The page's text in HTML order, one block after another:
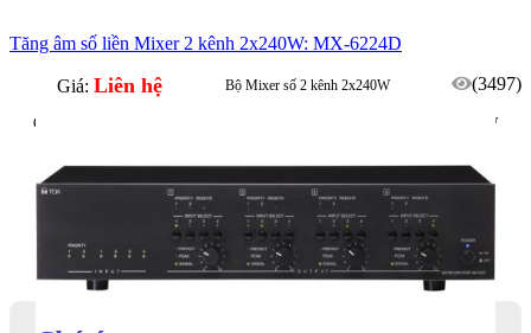
Tăng âm số liền Mixer 2 kênh 2x240W: MX-6224D
Giá: Liên hệ (3497)
Bộ Mixer số 2 kênh 2x240W
Có sẵn tinh chỉnh âm sắc cho Loa TC-631M, TC-651M và BS-1030B, BS-1030W